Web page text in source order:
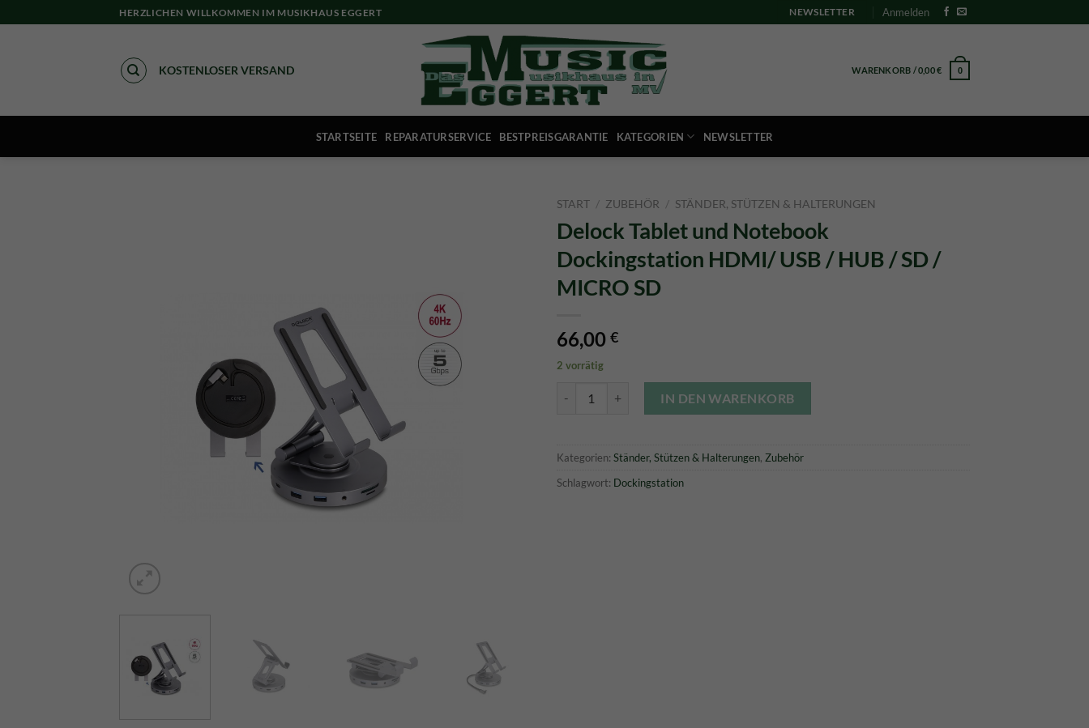
to
HERZLICHEN WILLKOMMEN IM MUSIKHAUS EGGERT NEWSLETTER Anmelden
KOSTENLOSER VERSAND WARENKORB /0,00€ 0
STARTSEITE REPARATURSERVICE BESTPREISGARANTIE KATEGORIEN NEWSLETTER
START / ZUBEHÖR / STÄNDER, STÜTZEN & HALTERUNGEN
Delock Tablet und Notebook
Dockingstation HDMI/ USB / HUB / SD /
MICRO SD
66,00 €
2 vorrätig
IN DEN WARENKORB
Kategorien: Ständer, Stützen & Halterungen, Zubehör
Schlagwort: Dockingstation